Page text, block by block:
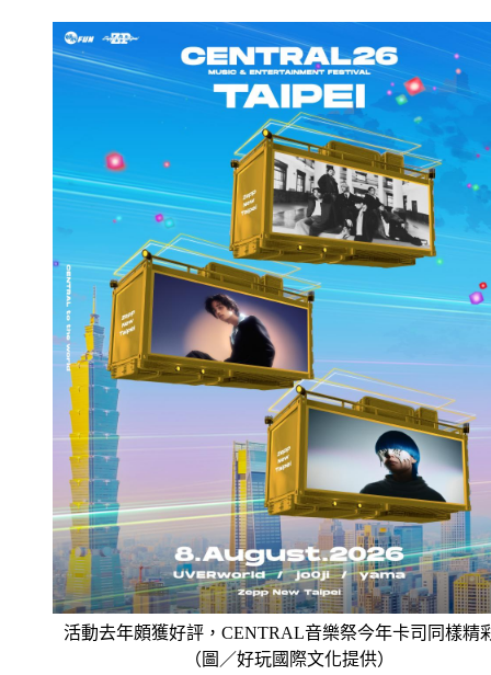
活動去年頗獲好評，CENTRAL音樂祭今年卡司同樣精
（圖／好玩國際文化提供）